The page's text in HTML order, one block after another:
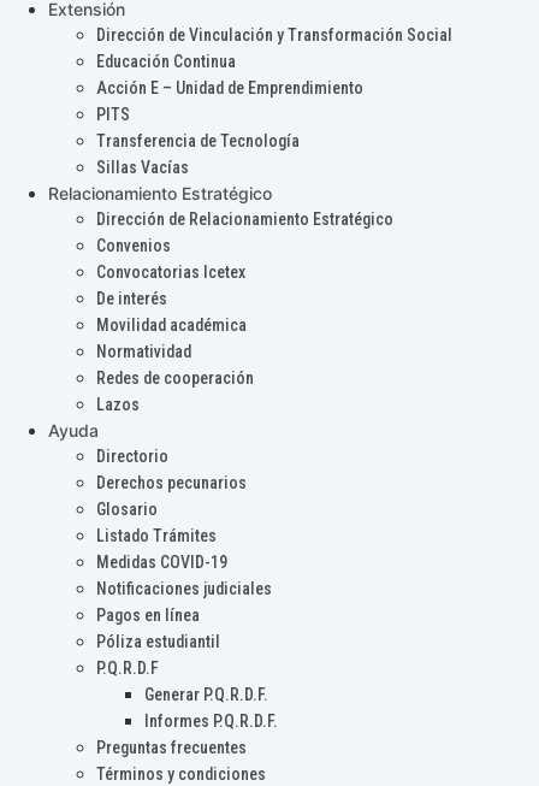
Extensión
Dirección de Vinculación y Transformación Social
Educación Continua
Acción E – Unidad de Emprendimiento
PITS
Transferencia de Tecnología
Sillas Vacías
Relacionamiento Estratégico
Dirección de Relacionamiento Estratégico
Convenios
Convocatorias Icetex
De interés
Movilidad académica
Normatividad
Redes de cooperación
Lazos
Ayuda
Directorio
Derechos pecunarios
Glosario
Listado Trámites
Medidas COVID-19
Notificaciones judiciales
Pagos en línea
Póliza estudiantil
P.Q.R.D.F
Generar P.Q.R.D.F.
Informes P.Q.R.D.F.
Preguntas frecuentes
Términos y condiciones